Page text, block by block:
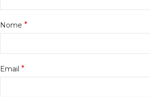
Nome *
Email *